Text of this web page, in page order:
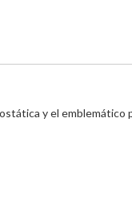
y el emblemático